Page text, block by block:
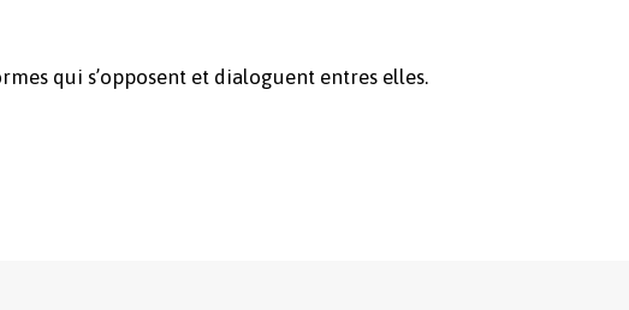
qui s’opposent et dialoguent entres elles.